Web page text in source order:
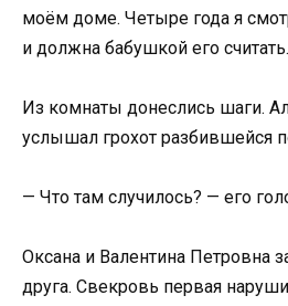
моём доме. Четыре года я
и должна бабушкой его считать.
Из комнаты донеслись шаги.
услышал грохот разбившейся
— Что там случилось? — его
Оксана и Валентина Петровна
друга. Свекровь первая